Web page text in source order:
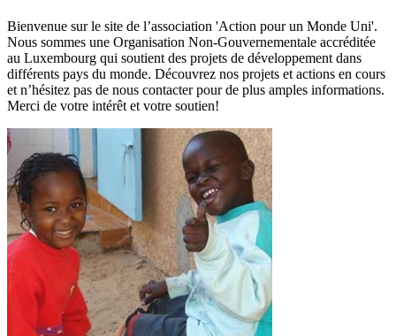
Bienvenue sur le site de l’association 'Action pour un Monde Uni'.
Nous sommes une Organisation Non-Gouvernementale accréditée
au Luxembourg qui soutient des projets de développement dans
différents pays du monde. Découvrez nos projets et actions en cours
et n’hésitez pas de nous contacter pour de plus amples informations.
Merci de votre intérêt et votre soutien!